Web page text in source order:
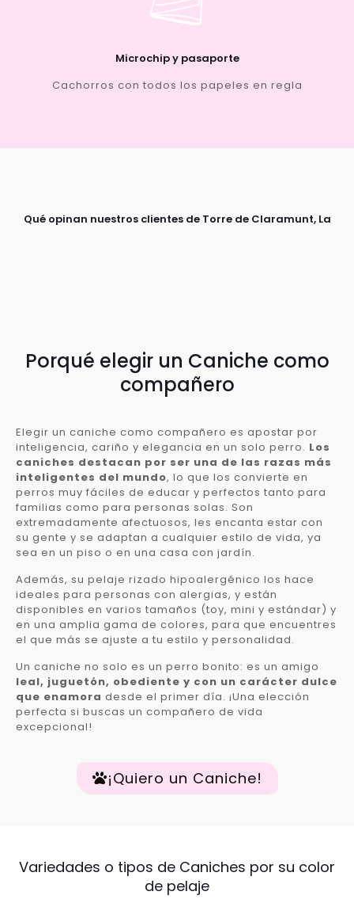
Microchip y pasaporte
Cachorros con todos los papeles en regla
Qué opinan nuestros clientes de Torre de Claramunt, La
Porqué elegir un Caniche como
compañero
Elegir un caniche como compañero es apostar por
inteligencia, cariño y elegancia en un solo perro. Los
caniches destacan por ser una de las razas más
inteligentes del mundo, lo que los convierte en
perros muy fáciles de educar y perfectos tanto para
familias como para personas solas. Son
extremadamente afectuosos, les encanta estar con
su gente y se adaptan a cualquier estilo de vida, ya
sea en un piso o en una casa con jardín.
Además, su pelaje rizado hipoalergénico los hace
ideales para personas con alergias, y están
disponibles en varios tamaños (toy, mini y estándar) y
en una amplia gama de colores, para que encuentres
el que más se ajuste a tu estilo y personalidad.
Un caniche no solo es un perro bonito: es un amigo
leal, juguetón, obediente y con un carácter dulce
que enamora desde el primer día. ¡Una elección
perfecta si buscas un compañero de vida
excepcional!
¡Quiero un Caniche!
Variedades o tipos de Caniches por su color
de pelaje